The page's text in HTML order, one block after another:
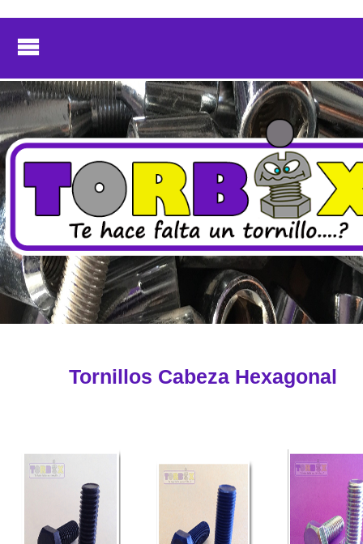
Tornillos Cabeza Hexagonal